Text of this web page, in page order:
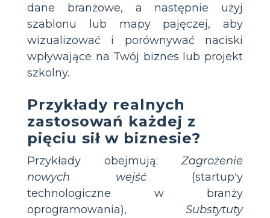
dane branżowe, a następnie użyj
szablonu lub mapy pajęczej, aby
wizualizować i porównywać naciski
wpływające na Twój biznes lub projekt
szkolny.
Przykłady realnych
zastosowań każdej z
pięciu sił w biznesie?
Przykłady obejmują: Zagrożenie
nowych wejść(startup'y
technologiczne w branży
oprogramowania), Substytuty